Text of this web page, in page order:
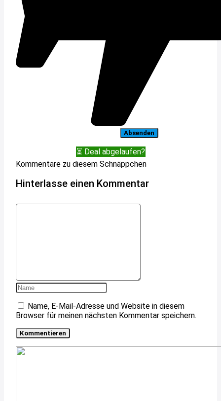
⏳ Deal abgelaufen?
Kommentare zu diesem Schnäppchen
Hinterlasse einen Kommentar
Name, E-Mail-Adresse und Website in diesem
Browser für meinen nächsten Kommentar speichern.